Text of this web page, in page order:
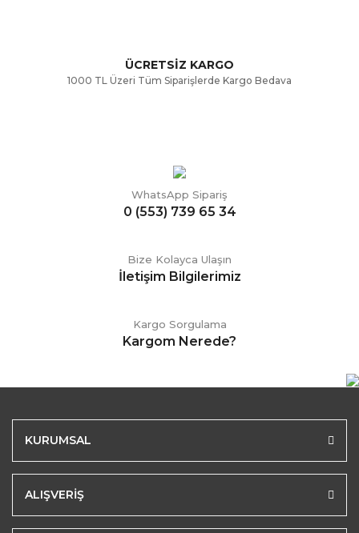
Gönder
ÜCRETSİZ KARGO
1000 TL Üzeri Tüm Siparişlerde Kargo Bedava
WhatsApp Sipariş
0 (553) 739 65 34
Bize Kolayca Ulaşın
İletişim Bilgilerimiz
Kargo Sorgulama
Kargom Nerede?
KURUMSAL
ALIŞVERİŞ